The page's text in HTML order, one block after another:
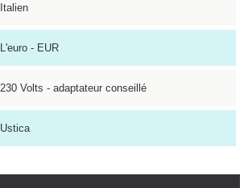
Italien
L'euro - EUR
230 Volts - adaptateur conseillé
Ustica